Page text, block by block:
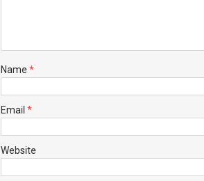
Name *
Email *
Website